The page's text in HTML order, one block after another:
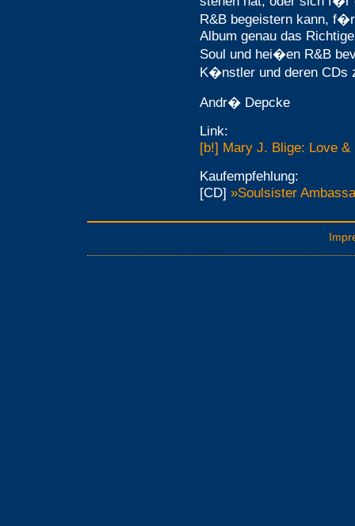
R&B begeistern kann,
Album genau das
Soul und hei�en R&B
K�nstler und deren
Andr� Depcke
Link:
[b!] Mary J. Blige: Love &
Kaufempfehlung:
[CD] »Soulsister